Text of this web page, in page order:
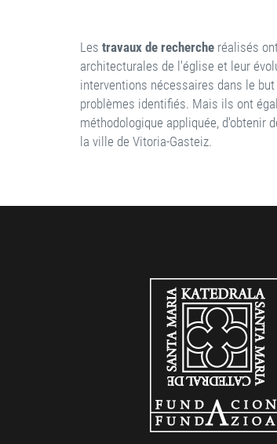
Les travaux de recherche réalisés
architecturales de l'église et leur
interventions nécessaires dans le
problèmes identifiés. Mais ils ont
méthodologique appliquée, d'obtenir
la ville de Vitoria-Gasteiz.